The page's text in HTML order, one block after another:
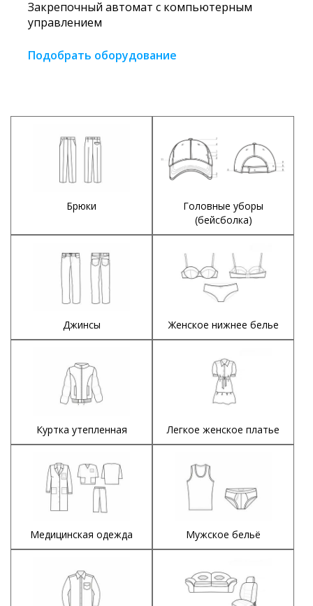
Закрепочный автомат с компьютерным
управлением
Подобрать оборудование
Брюки
Головные уборы
(бейсболка)
Джинсы Женское нижнее белье
Куртка утепленная Легкое женское платье
Медицинская одежда Мужское бельё